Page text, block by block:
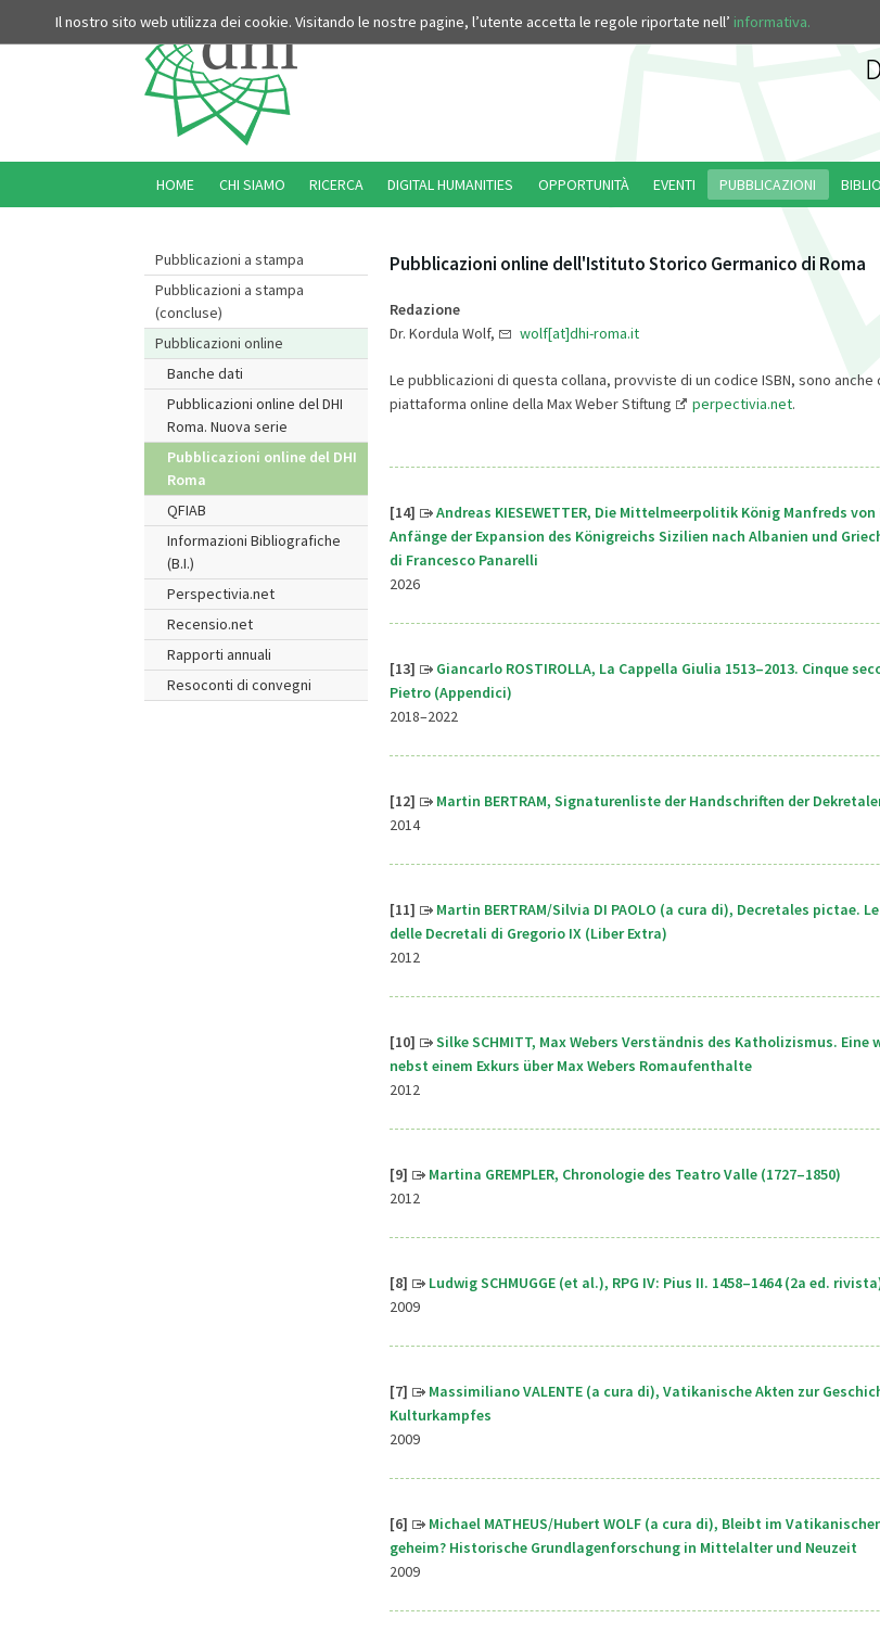
Il nostro sito web utilizza dei cookie. Visitando le nostre pagine, l’utente accetta le regole riportate nell’ informativa.
Pubblicazioni a stampa
Pubblicazioni a stampa
(concluse)
Pubblicazioni online
Banche dati
Pubblicazioni online del DHI
Roma. Nuova serie
Pubblicazioni online del DHI
Roma
QFIAB
Informazioni Bibliografiche
(B.I.)
Perspectivia.net
Recensio.net
Rapporti annuali
Resoconti di convegni
Pubblicazioni online dell'Istituto Storico Germanico di Roma
Redazione
Dr. Kordula Wolf,
wolf[at]dhi-roma.it
Le pubblicazioni di questa collana, provviste di un codice ISBN, sono
piattaforma online della Max Weber Stiftung
perpectivia.net.
[14]
Andreas KIESEWETTER, Die Mittelmeerpolitik König Manfreds
Anfänge der Expansion des Königreichs Sizilien nach Albanien und
di Francesco Panarelli
2026
[13]
Giancarlo ROSTIROLLA, La Cappella Giulia 1513–2013. Cinque
Pietro (Appendici)
2018–2022
[12]
Martin BERTRAM, Signaturenliste der Handschriften der
2014
[11]
Martin BERTRAM/Silvia DI PAOLO (a cura di), Decretales pictae.
delle Decretali di Gregorio IX (Liber Extra)
2012
[10]
Silke SCHMITT, Max Webers Verständnis des Katholizismus.
nebst einem Exkurs über Max Webers Romaufenthalte
2012
[9]
Martina GREMPLER, Chronologie des Teatro Valle (1727–1850)
2012
[8]
Ludwig SCHMUGGE (et al.), RPG IV: Pius II. 1458–1464 (2a ed.
2009
[7]
Massimiliano VALENTE (a cura di), Vatikanische Akten zur
Kulturkampfes
2009
[6]
Michael MATHEUS/Hubert WOLF (a cura di), Bleibt im
geheim? Historische Grundlagenforschung in Mittelalter und Neuzeit
2009
HOME CHI SIAMO RICERCA DIGITAL HUMANITIES OPPORTUNITÀ EVENTI PUBBLICAZIONI